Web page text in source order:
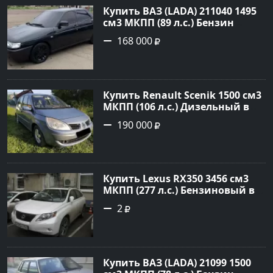
Купить ВАЗ (LADA) 211040 1495
см3 МКПП (89 л.с.) Бензин
инжектор в Краснодвр: цвет
Черный Седан 2007 года по
Авторынок23
168 000
Купить Renault Scenik 1500 см3
МКПП (106 л.с.) Дизельный в
Белореченск: цвет Голубой
Универсал 2007 года по цене
190 000
Купить Lexus RX350 3456 см3
МКПП (277 л.с.) Бензиновый в
Краснодар: цвет
Перламутрово-белый
№3746 на сайте Авторынок23
2
Купить ВАЗ (LADA) 21099 1500